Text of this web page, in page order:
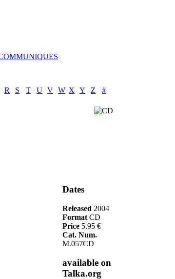
R S T U V W X Y Z #
Dates
Released 2004
Format CD
Price 5.95 €
Cat. Num.
M.057CD
available on
Talka.org